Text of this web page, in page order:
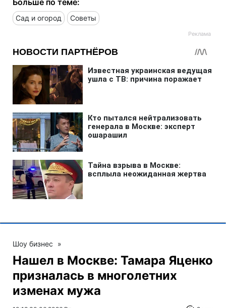
Сад и огород Советы
Шоу бизнес »
Нашел в Москве: Тамара Яценко
призналась в многолетних
изменах мужа